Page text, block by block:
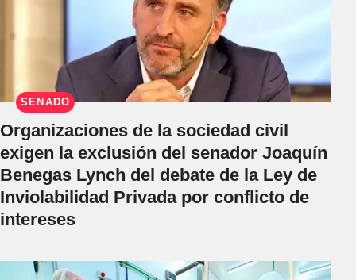
SENADO
Organizaciones de la sociedad civil
exigen la exclusión del senador Joaquín
Benegas Lynch del debate de la Ley de
Inviolabilidad Privada por conflicto de
intereses